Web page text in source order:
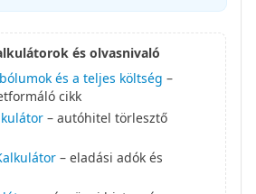
és olvasnivaló
és a teljes költség –
cikk
– autóhitel törlesztő
– eladási adók és